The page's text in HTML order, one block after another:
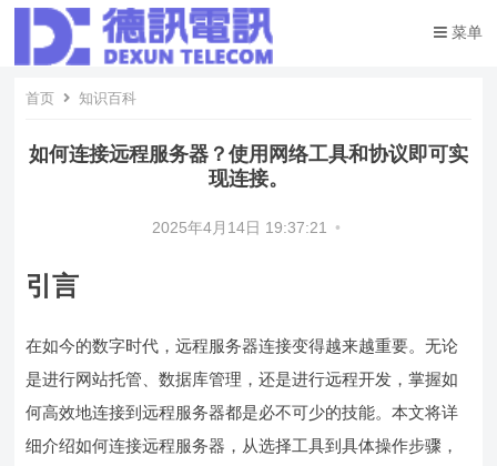
菜单
首页 知识百科
如何连接远程服务器？使用网络工具和协议即可实
现连接。
2025年4月14日 19:37:21 •
引言
在如今的数字时代，远程服务器连接变得越来越重要。无论
是进行网站托管、数据库管理，还是进行远程开发，掌握如
何高效地连接到远程服务器都是必不可少的技能。本文将详
细介绍如何连接远程服务器，从选择工具到具体操作步骤，